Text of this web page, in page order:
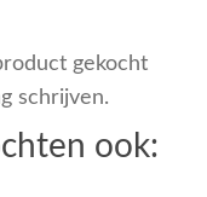
gekocht
schrijven.
ook: